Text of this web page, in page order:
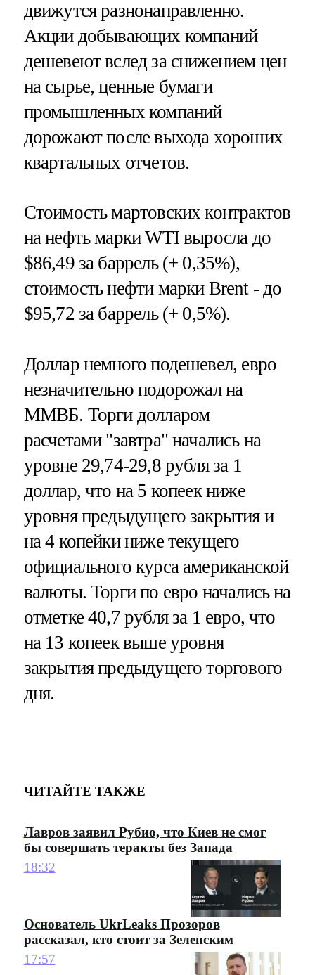
движутся разнонаправленно.
Акции добывающих компаний
дешевеют вслед за снижением цен
на сырье, ценные бумаги
промышленных компаний
дорожают после выхода хороших
квартальных отчетов.
Стоимость мартовских контрактов
на нефть марки WTI выросла до
$86,49 за баррель (+ 0,35%),
стоимость нефти марки Brent - до
$95,72 за баррель (+ 0,5%).
Доллар немного подешевел, евро
незначительно подорожал на
ММВБ. Торги долларом
расчетами "завтра" начались на
уровне 29,74-29,8 рубля за 1
доллар, что на 5 копеек ниже
уровня предыдущего закрытия и
на 4 копейки ниже текущего
официального курса американской
валюты. Торги по евро начались на
отметке 40,7 рубля за 1 евро, что
на 13 копеек выше уровня
закрытия предыдущего торгового
дня.
ЧИТАЙТЕ ТАКЖЕ
Лавров заявил Рубио, что Киев не смог
бы совершать теракты без Запада
18:32
Основатель UkrLeaks Прозоров
рассказал, кто стоит за Зеленским
17:57